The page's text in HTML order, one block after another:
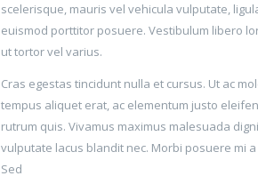
scelerisque, mauris vel vehicula vulputate,
euismod porttitor posuere. Vestibulum libero
ut tortor vel varius.
Cras egestas tincidunt nulla et cursus. Ut ac
tempus aliquet erat, ac elementum justo
rutrum quis. Vivamus maximus malesuada
vulputate lacus blandit nec. Morbi posuere mi
Sed